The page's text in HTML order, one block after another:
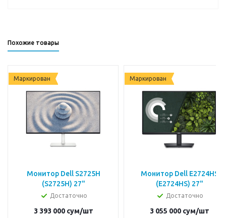
Похожие товары
Маркирован
Монитор Dell S2725H
(S2725H) 27"
Достаточно
3 393 000сум/шт
Маркирован
Монитор Dell E2724HS
(E2724HS) 27"
Достаточно
3 055 000сум/шт